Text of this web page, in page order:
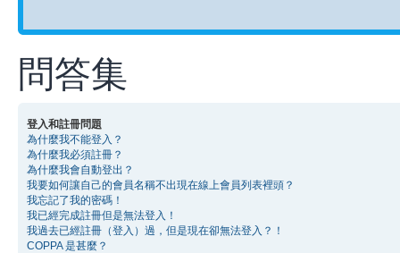
問答集
登入和註冊問題
為什麼我不能登入？
為什麼我必須註冊？
為什麼我會自動登出？
我要如何讓自己的會員名稱不出現在線上會員列表裡頭？
我忘記了我的密碼！
我已經完成註冊但是無法登入！
我過去已經註冊（登入）過，但是現在卻無法登入？！
COPPA 是甚麼？